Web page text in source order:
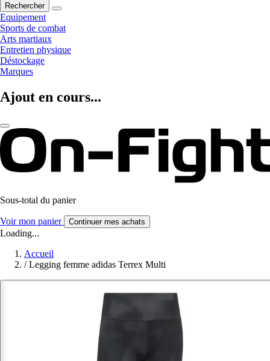
Rechercher
Equipement
Sports de combat
Arts martiaux
Entretien physique
Déstockage
Marques
Ajout en cours...
Sous-total du panier
Voir mon panier Continuer mes achats
Loading...
Accueil
/ Legging femme adidas Terrex Multi